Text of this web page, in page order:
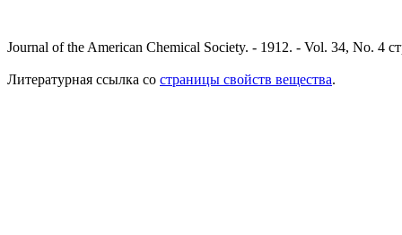
Journal of the American Chemical Society. - 1912. - Vol. 34, No. 4
Литературная ссылка со страницы свойств вещества.